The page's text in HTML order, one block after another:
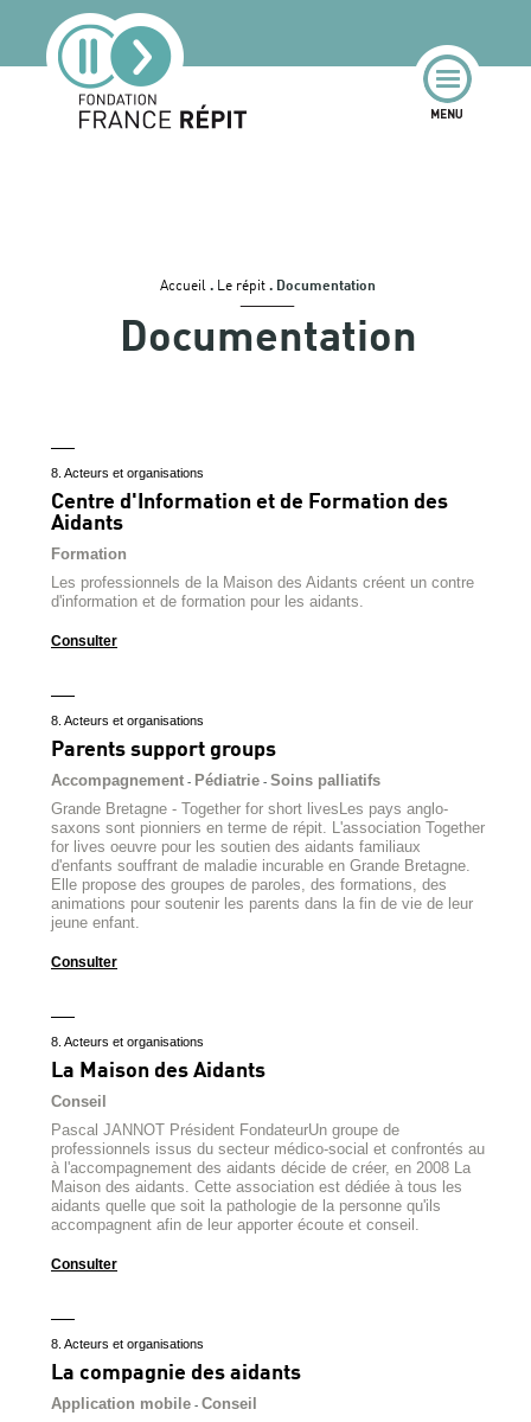
Accueil . Le répit . Documentation
Documentation
8. Acteurs et organisations
Centre d'Information et de Formation des
Aidants
Formation
Les professionnels de la Maison des Aidants créent un contre
d'information et de formation pour les aidants.
Consulter
8. Acteurs et organisations
Parents support groups
Accompagnement - Pédiatrie -Soins palliatifs
Grande Bretagne - Together for short livesLes pays anglo-
saxons sont pionniers en terme de répit. L'association Together
for lives oeuvre pour les soutien des aidants familiaux
d'enfants souffrant de maladie incurable en Grande Bretagne.
Elle propose des groupes de paroles, des formations, des
animations pour soutenir les parents dans la fin de vie de leur
jeune enfant.
Consulter
8. Acteurs et organisations
La Maison des Aidants
Conseil
Pascal JANNOT Président FondateurUn groupe de
professionnels issus du secteur médico-social et confrontés au
à l'accompagnement des aidants décide de créer, en 2008 La
Maison des aidants. Cette association est dédiée à tous les
aidants quelle que soit la pathologie de la personne qu'ils
accompagnent afin de leur apporter écoute et conseil.
Consulter
8. Acteurs et organisations
La compagnie des aidants
Application mobile -Conseil